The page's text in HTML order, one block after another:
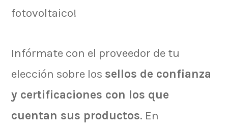
fotovoltaico!
Infórmate con el proveedor de tu
elección sobre los sellos de confianza
y certificaciones con los que
cuentan sus productos. En